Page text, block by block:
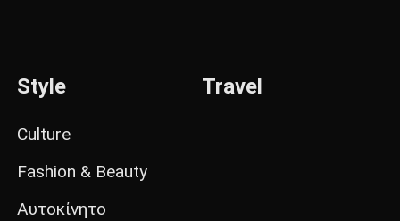
Style
Culture
Fashion & Beauty
Αυτοκίνητο
Travel